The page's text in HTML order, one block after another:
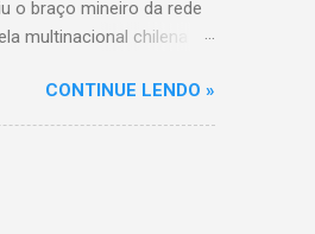
o braço mineiro da rede
multinacional chilena
Com a aquisição,
BH, acompanhando o
CONTINUE LENDO »